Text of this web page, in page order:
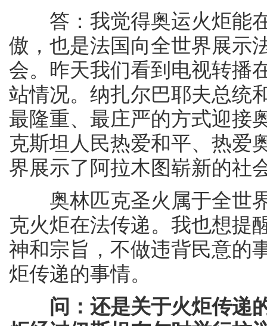
答：我觉得奥运火炬能在
傲，也是法国向全世界展示
会。昨天我们看到电视转播
站情况。纳扎尔巴耶夫总统
最隆重、最庄严的方式迎接
克斯坦人民热爱和平、热爱
界展示了阿拉木图崭新的社
奥林匹克圣火属于全世界
克火炬在法传递。我也想提
神和宗旨，不做违背民意的
炬传递的事情。
问：还是关于火炬传递